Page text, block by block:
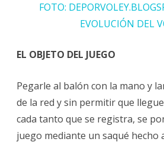
FOTO:
EVOLUCIÓN DEL
EL OBJETO DEL JUEGO
Pegarle al balón con la mano y
de la red y sin permitir que
cada tanto que se registra, se
juego mediante un saqué hecho